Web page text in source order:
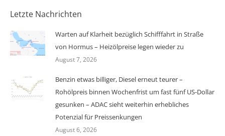
Letzte Nachrichten
Warten auf Klarheit bezüglich Schifffahrt in Straße
von Hormus – Heizölpreise legen wieder zu
August 7, 2026
Benzin etwas billiger, Diesel erneut teurer –
Rohölpreis binnen Wochenfrist um fast fünf US-Dollar
gesunken – ADAC sieht weiterhin erhebliches
Potenzial für Preissenkungen
August 6, 2026